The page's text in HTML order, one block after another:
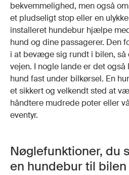
bekvemmelighed, men også
et pludseligt stop eller en
installeret hundebur hjælpe
hund og dine passagerer. Den
i at bevæge sig rundt i bilen, så
vejen. I nogle lande er det
hund fast under bilkørsel. En
et sikkert og velkendt sted at
håndtere mudrede poter eller
eventyr.
Nøglefunktioner, du
en hundebur til bilen